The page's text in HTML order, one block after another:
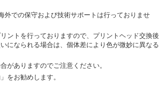
外での保守および技術サポートは行っておりませ
ントを行っておりますので、プリントヘッド交換後
になられる場合は、個体差により色が微妙に異なる
がありますのでご注意ください。
をお勧めします。